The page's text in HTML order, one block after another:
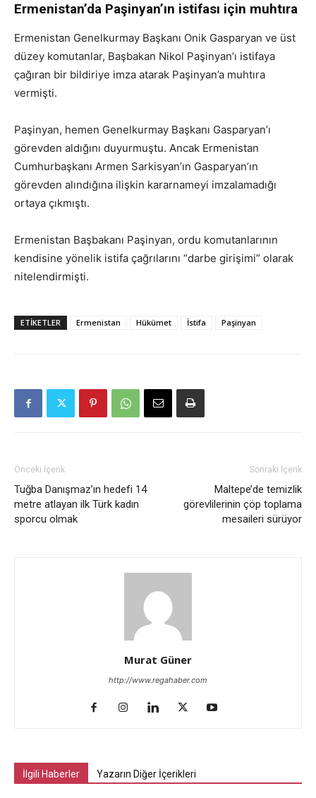
Ermenistan’da Paşinyan’ın istifası için muhtıra
Ermenistan Genelkurmay Başkanı Onik Gasparyan ve üst
düzey komutanlar, Başbakan Nikol Paşinyan’ı istifaya
çağıran bir bildiriye imza atarak Paşinyan’a muhtıra
vermişti.
Paşinyan, hemen Genelkurmay Başkanı Gasparyan’ı
görevden aldığını duyurmuştu. Ancak Ermenistan
Cumhurbaşkanı Armen Sarkisyan’ın Gasparyan’ın
görevden alındığına ilişkin kararnameyi imzalamadığı
ortaya çıkmıştı.
Ermenistan Başbakanı Paşinyan, ordu komutanlarının
kendisine yönelik istifa çağrılarını “darbe girişimi” olarak
nitelendirmişti.
ETIKETLER Ermenistan Hükümet İstifa Paşinyan
Önceki İçerik
Tuğba Danışmaz’ın hedefi 14
metre atlayan ilk Türk kadın
sporcu olmak
Sonraki İçerik
Maltepe’de temizlik
görevlilerinin çöp toplama
mesaileri sürüyor
Murat Güner
http://www.regahaber.com
İlgili Haberler Yazarın Diğer İçerikleri